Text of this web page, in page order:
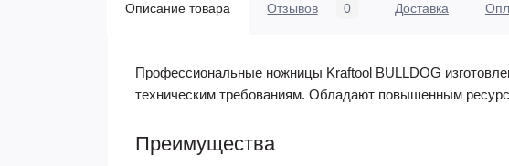
Описание товара Отзывов 0 Доставка
Профессиональные ножницы Kraftool BULLDOG
техническим требованиям. Обладают повышенным
Преимущества